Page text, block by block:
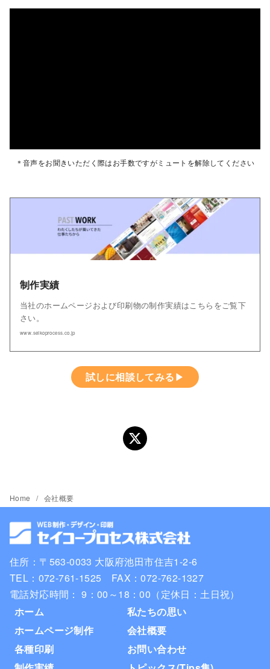
＊音声をお聞きいただく際はお手数ですがミュートを解除してください
制作実績
当社のホームページおよび印刷物の制作実績はこちらをご覧下
さい。
www.seikoprocess.co.jp
試しに相談してみる▶
Home 会社概要
住所：〒563-0033 大阪府池田市住吉1-2-6
TEL：072-761-1525 FAX：072-762-1327
電話対応時間： 9：00～18：00（定休日：土日祝）
ホーム
私たちの思い
ホームページ制作
会社概要
各種印刷
お問い合わせ